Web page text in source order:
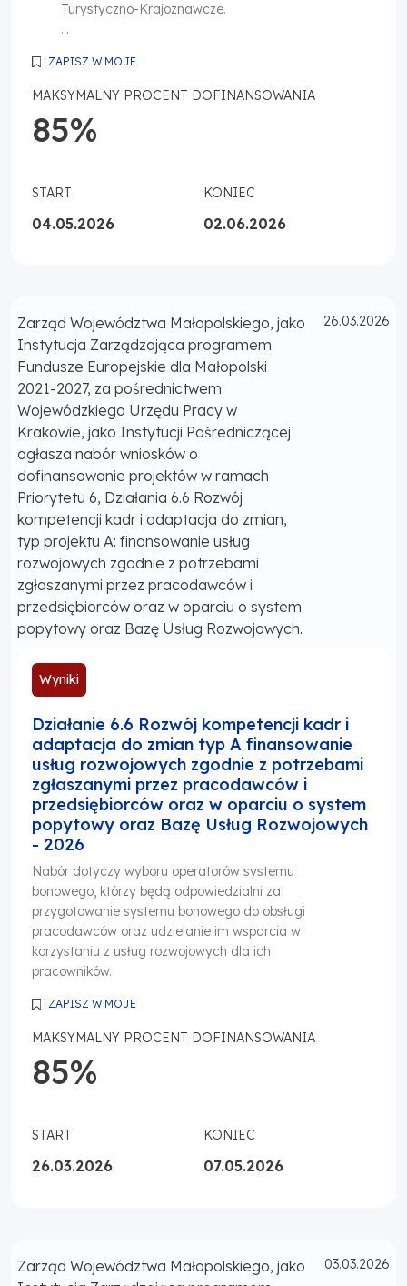
Turystyczno-Krajoznawcze.
...
ZAPISZ W MOJE
MAKSYMALNY PROCENT DOFINANSOWANIA
85%
START
04.05.2026
KONIEC
02.06.2026
Zarząd Województwa Małopolskiego, jako
Instytucja Zarządzająca programem
Fundusze Europejskie dla Małopolski
2021-2027, za pośrednictwem
Wojewódzkiego Urzędu Pracy w
Krakowie, jako Instytucji Pośredniczącej
ogłasza nabór wniosków o
dofinansowanie projektów w ramach
Priorytetu 6, Działania 6.6 Rozwój
kompetencji kadr i adaptacja do zmian,
typ projektu A: finansowanie usług
rozwojowych zgodnie z potrzebami
zgłaszanymi przez pracodawców i
przedsiębiorców oraz w oparciu o system
popytowy oraz Bazę Usług Rozwojowych.
26.03.2026
Wyniki
Działanie 6.6 Rozwój kompetencji kadr i
adaptacja do zmian typ A finansowanie
usług rozwojowych zgodnie z potrzebami
zgłaszanymi przez pracodawców i
przedsiębiorców oraz w oparciu o system
popytowy oraz Bazę Usług Rozwojowych
- 2026
Nabór dotyczy wyboru operatorów systemu
bonowego, którzy będą odpowiedzialni za
przygotowanie systemu bonowego do obsługi
pracodawców oraz udzielanie im wsparcia w
korzystaniu z usług rozwojowych dla ich
pracowników.
ZAPISZ W MOJE
MAKSYMALNY PROCENT DOFINANSOWANIA
85%
START
26.03.2026
KONIEC
07.05.2026
Zarząd Województwa Małopolskiego, jako
03.03.2026